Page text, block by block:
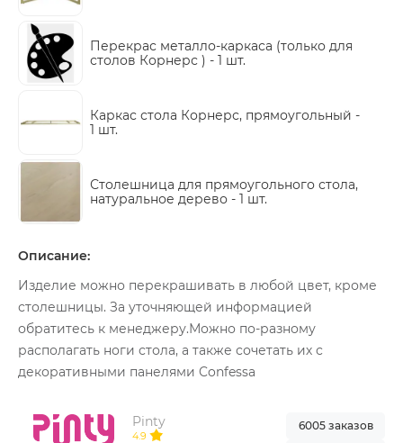
Перекрас металло-каркаса (только для
столов Корнерс ) - 1 шт.
Каркас стола Корнерс, прямоугольный -
1 шт.
Столешница для прямоугольного стола,
натуральное дерево - 1 шт.
Описание:
Изделие можно перекрашивать в любой цвет, кроме
столешницы. За уточняющей информацией
обратитесь к менеджеру.Можно по-разному
располагать ноги стола, а также сочетать их с
декоративными панелями Confessa
Pinty
4.9
6005 заказов